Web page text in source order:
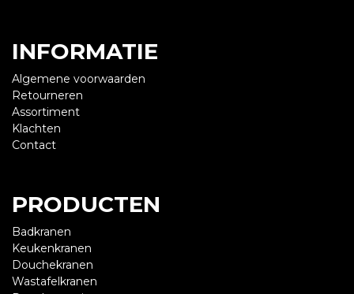
INFORMATIE
Algemene voorwaarden
Retourneren
Assortiment
Klachten
Contact
PRODUCTEN
Badkranen
Keukenkranen
Douchekranen
Wastafelkranen